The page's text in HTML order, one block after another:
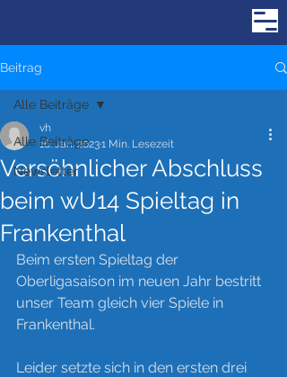
Beitrag
Alle Beiträge
Newsletter
Alle Beiträge
Versöhnlicher Abschluss
beim wU14 Spieltag in
Frankenthal
vh
16. Jan. 20231 Min. Lesezeit
Beim ersten Spieltag der
Oberligasaison im neuen Jahr bestritt
unser Team gleich vier Spiele in
Frankenthal.
Leider setzte sich in den ersten drei